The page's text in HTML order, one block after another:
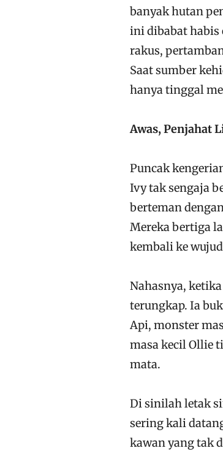
banyak hutan
ini dibabat habis
rakus,
Saat sumber
hanya tinggal
Awas, Penjahat
Puncak
Ivy tak sengaja
berteman
Mereka bertiga
kembali ke
Nahasnya,
terungkap. Ia
Api, monster
masa kecil Ollie
mata.
Di sinilah letak
sering kali
kawan yang tak